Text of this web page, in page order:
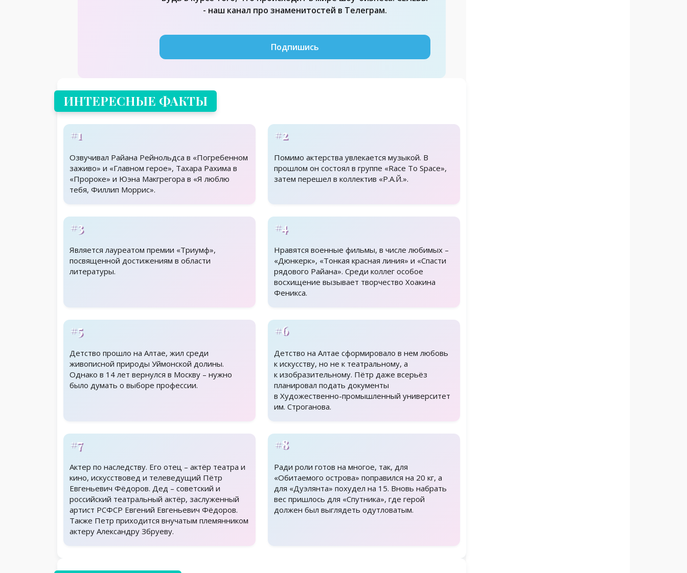
- наш канал про знаменитостей в Телеграм.
Подпишись
ИНТЕРЕСНЫЕ ФАКТЫ
#1
Озвучивал Райана Рейнольдса в «Погребенном
заживо» и «Главном герое», Тахара Рахима в
«Пророке» и Юэна Макгрегора в «Я люблю
тебя, Филлип Моррис».
#2
Помимо актерства увлекается музыкой. В
прошлом он состоял в группе «Race To Space»,
затем перешел в коллектив «Р.А.Й.».
#3
Является лауреатом премии «Триумф»,
посвященной достижениям в области
литературы.
#4
Нравятся военные фильмы, в числе любимых –
«Дюнкерк», «Тонкая красная линия» и «Спасти
рядового Райана». Среди коллег особое
восхищение вызывает творчество Хоакина
Феникса.
#5
Детство прошло на Алтае, жил среди
живописной природы Уймонской долины.
Однако в 14 лет вернулся в Москву – нужно
было думать о выборе профессии.
#6
Детство на Алтае сформировало в нем любовь
к искусству, но не к театральному, а
к изобразительному. Пётр даже всерьёз
планировал подать документы
в Художественно-промышленный университет
им. Строганова.
#7
Актер по наследству. Его отец – актёр театра и
кино, искусствовед и телеведущий Пётр
Евгеньевич Фёдоров. Дед – советский и
российский театральный актёр, заслуженный
артист РСФСР Евгений Евгеньевич Фёдоров.
Также Петр приходится внучатым племянником
актеру Александру Збруеву.
#8
Ради роли готов на многое, так, для
«Обитаемого острова» поправился на 20 кг, а
для «Дуэлянта» похудел на 15. Вновь набрать
вес пришлось для «Спутника», где герой
должен был выглядеть одутловатым.
Родственники